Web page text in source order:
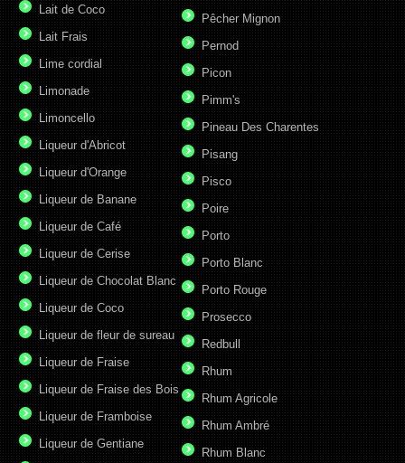
Lait de Coco
Lait Frais
Lime cordial
Limonade
Limoncello
Liqueur d'Abricot
Liqueur d'Orange
Liqueur de Banane
Liqueur de Café
Liqueur de Cerise
Liqueur de Chocolat Blanc
Liqueur de Coco
Liqueur de fleur de sureau
Liqueur de Fraise
Liqueur de Fraise des Bois
Liqueur de Framboise
Liqueur de Gentiane
Pêcher Mignon
Pernod
Picon
Pimm's
Pineau Des Charentes
Pisang
Pisco
Poire
Porto
Porto Blanc
Porto Rouge
Prosecco
Redbull
Rhum
Rhum Agricole
Rhum Ambré
Rhum Blanc